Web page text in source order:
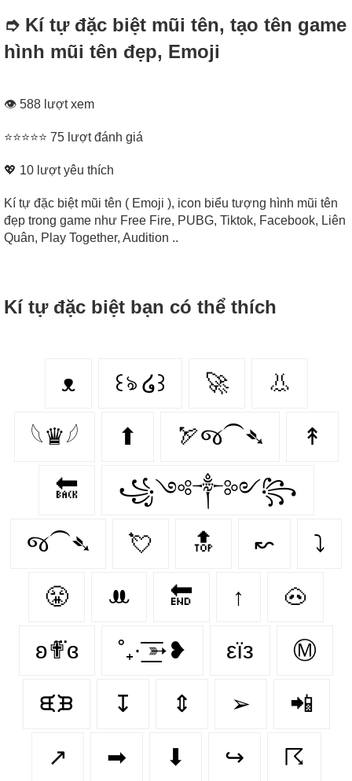
➮ Kí tự đặc biệt mũi tên, tạo tên game
hình mũi tên đẹp, Emoji
👁 588 lượt xem
⭐⭐⭐⭐⭐ 75 lượt đánh giá
💖 10 lượt yêu thích
Kí tự đặc biệt mũi tên ( Emoji ), icon biểu tượng hình mũi tên
đẹp trong game như Free Fire, PUBG, Tiktok, Facebook, Liên
Quân, Play Together, Audition ..
Kí tự đặc biệt bạn có thể thích
ᴥ ꒰ঌ ໒꒱ 🚀 👃
𓆩♛𓆪 ⬆ 🏹જ⁀➴ ↟
🔙 ꧁༺༒༻꧂
જ⁀➴ 💘 🔝 ↜ ⤵
😤 ꔚ 🔚 ↑ 🐽
ʚ✟⃛ɞ ˚₊· ͟͟͞͞➳❥ εїз Ⓜ
ᙙᙖ ↧ ⇕ ➢ 📲
↗️ ➡ ⬇ ↪ ☈